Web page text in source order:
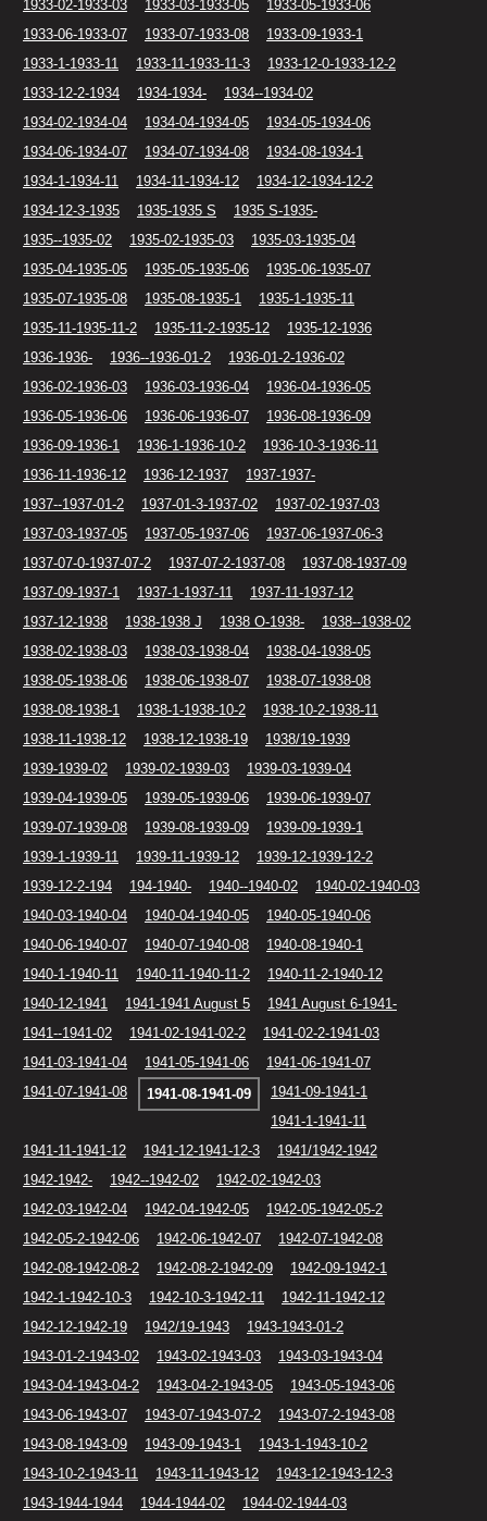
1933-02-1933-03
1933-03-1933-05
1933-05-1933-06
1933-06-1933-07
1933-07-1933-08
1933-09-1933-1
1933-1-1933-11
1933-11-1933-11-3
1933-12-0-1933-12-2
1933-12-2-1934
1934-1934-
1934--1934-02
1934-02-1934-04
1934-04-1934-05
1934-05-1934-06
1934-06-1934-07
1934-07-1934-08
1934-08-1934-1
1934-1-1934-11
1934-11-1934-12
1934-12-1934-12-2
1934-12-3-1935
1935-1935 S
1935 S-1935-
1935--1935-02
1935-02-1935-03
1935-03-1935-04
1935-04-1935-05
1935-05-1935-06
1935-06-1935-07
1935-07-1935-08
1935-08-1935-1
1935-1-1935-11
1935-11-1935-11-2
1935-11-2-1935-12
1935-12-1936
1936-1936-
1936--1936-01-2
1936-01-2-1936-02
1936-02-1936-03
1936-03-1936-04
1936-04-1936-05
1936-05-1936-06
1936-06-1936-07
1936-08-1936-09
1936-09-1936-1
1936-1-1936-10-2
1936-10-3-1936-11
1936-11-1936-12
1936-12-1937
1937-1937-
1937--1937-01-2
1937-01-3-1937-02
1937-02-1937-03
1937-03-1937-05
1937-05-1937-06
1937-06-1937-06-3
1937-07-0-1937-07-2
1937-07-2-1937-08
1937-08-1937-09
1937-09-1937-1
1937-1-1937-11
1937-11-1937-12
1937-12-1938
1938-1938 J 1938 O-1938-
1938--1938-02
1938-02-1938-03
1938-03-1938-04
1938-04-1938-05
1938-05-1938-06
1938-06-1938-07
1938-07-1938-08
1938-08-1938-1
1938-1-1938-10-2
1938-10-2-1938-11
1938-11-1938-12
1938-12-1938-19
1938/19-1939
1939-1939-02
1939-02-1939-03
1939-03-1939-04
1939-04-1939-05
1939-05-1939-06
1939-06-1939-07
1939-07-1939-08
1939-08-1939-09
1939-09-1939-1
1939-1-1939-11
1939-11-1939-12
1939-12-1939-12-2
1939-12-2-194
194-1940- 1940--1940-02
1940-02-1940-03
1940-03-1940-04
1940-04-1940-05
1940-05-1940-06
1940-06-1940-07
1940-07-1940-08
1940-08-1940-1
1940-1-1940-11
1940-11-1940-11-2
1940-11-2-1940-12
1940-12-1941
1941-1941 August 5
1941 August 6-1941-
1941--1941-02
1941-02-1941-02-2
1941-02-2-1941-03
1941-03-1941-04
1941-05-1941-06
1941-06-1941-07
1941-07-1941-08
1941-08-1941-09
1941-09-1941-1
1941-1-1941-11
1941-11-1941-12
1941-12-1941-12-3
1941/1942-1942
1942-1942-
1942--1942-02
1942-02-1942-03
1942-03-1942-04
1942-04-1942-05
1942-05-1942-05-2
1942-05-2-1942-06
1942-06-1942-07
1942-07-1942-08
1942-08-1942-08-2
1942-08-2-1942-09
1942-09-1942-1
1942-1-1942-10-3
1942-10-3-1942-11
1942-11-1942-12
1942-12-1942-19
1942/19-1943
1943-1943-01-2
1943-01-2-1943-02
1943-02-1943-03
1943-03-1943-04
1943-04-1943-04-2
1943-04-2-1943-05
1943-05-1943-06
1943-06-1943-07
1943-07-1943-07-2
1943-07-2-1943-08
1943-08-1943-09
1943-09-1943-1
1943-1-1943-10-2
1943-10-2-1943-11
1943-11-1943-12
1943-12-1943-12-3
1943-1944-1944
1944-1944-02
1944-02-1944-03